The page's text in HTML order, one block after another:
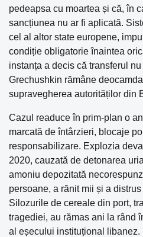
pedeapsa cu moartea și că, în
sancțiunea nu ar fi aplicată.
cel al altor state europene,
condiție obligatorie înaintea
instanța a decis că transferul
Grechushkin rămâne
supravegherea autorităților din
Cazul readuce în prim-plan o
marcată de întârzieri, blocaje
responsabilizare. Explozia
2020, cauzată de detonarea
amoniu depozitată
persoane, a rănit mii și a
Silozurile de cereale din port,
tragediei, au rămas ani la rând
al eșecului instituțional libanez.